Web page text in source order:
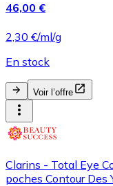
46,00 €
2,30 €/ml/g
En stock
Voir l’offre
Clarins - Total Eye
poches Contour Des